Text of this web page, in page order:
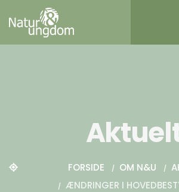
FORSIDE OM N&U
ÆNDRINGER I